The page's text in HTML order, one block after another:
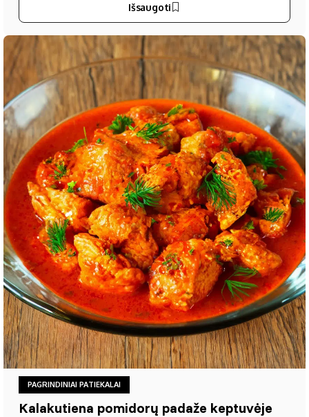
Išsaugoti
PAGRINDINIAI PATIEKALAI
Kalakutiena pomidorų padaže keptuvėje